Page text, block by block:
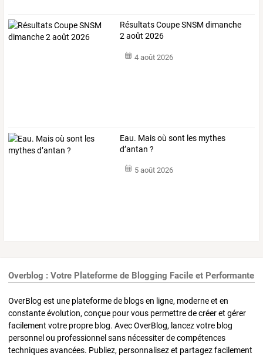
Résultats Coupe SNSM dimanche
2 août 2026
4 août 2026
Eau. Mais où sont les mythes
d’antan ?
5 août 2026
Overblog : Votre Plateforme de Blogging Facile et Performante
OverBlog est une plateforme de blogs en ligne, moderne et en
constante évolution, conçue pour vous permettre de créer et gérer
facilement votre propre blog. Avec OverBlog, lancez votre blog
personnel ou professionnel sans nécessiter de compétences
techniques avancées. Publiez, personnalisez et partagez facilement